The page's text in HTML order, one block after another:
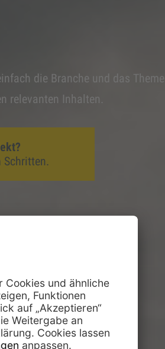
die Branche und das
relevanten Inhalten.
Schritten.